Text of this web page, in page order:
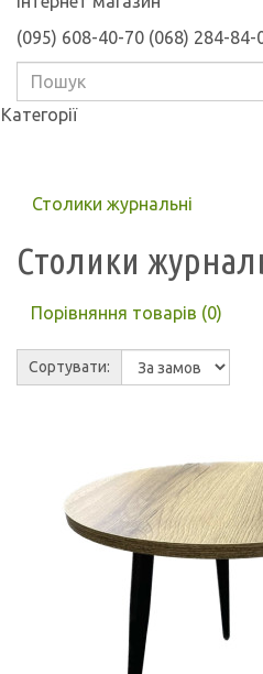
(095) 608-40-70 (068) 284-84-
Категорії
Столики журнальні
Столики
Порівняння товарів (0)
Сортувати: